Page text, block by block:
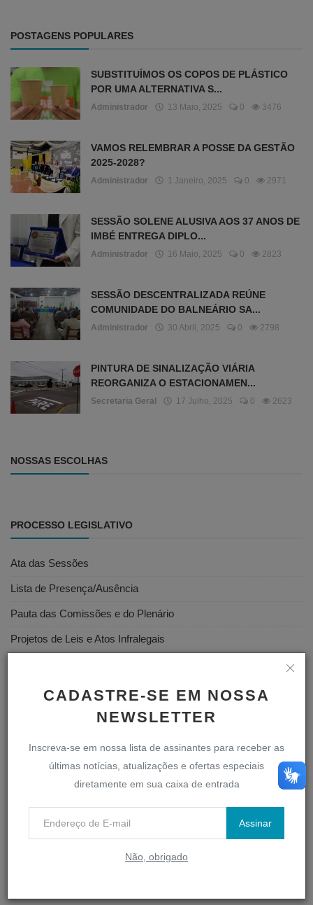
CADASTRE-SE EM NOSSA
NEWSLETTER
Inscreva-se em nossa lista de assinantes para receber as
últimas notícias, atualizações e ofertas especiais
diretamente em sua caixa de entrada
Assinar
Não, obrigado
POSTAGENS POPULARES
SUBSTITUÍMOS OS COPOS DE PLÁSTICO
POR UMA ALTERNATIVA S...
Administrador 13 Maio, 2025 0 3476
VAMOS RELEMBRAR A POSSE DA GESTÃO
2025-2028?
Administrador 1 Janeiro, 2025 0 2971
SESSÃO SOLENE ALUSIVA AOS 37 ANOS DE
IMBÉ ENTREGA DIPLO...
Administrador 16 Maio, 2025 0 2823
SESSÃO DESCENTRALIZADA REÚNE
COMUNIDADE DO BALNEÁRIO SA...
Administrador 30 Abril, 2025 0 2798
PINTURA DE SINALIZAÇÃO VIÁRIA
REORGANIZA O ESTACIONAMEN...
Secretaria Geral 17 Julho, 2025 0 2623
NOSSAS ESCOLHAS
PROCESSO LEGISLATIVO
Ata das Sessões
Lista de Presença/Ausência
Pauta das Comissões e do Plenário
Projetos de Leis e Atos Infralegais
Vídeos das Sessões
Webmail